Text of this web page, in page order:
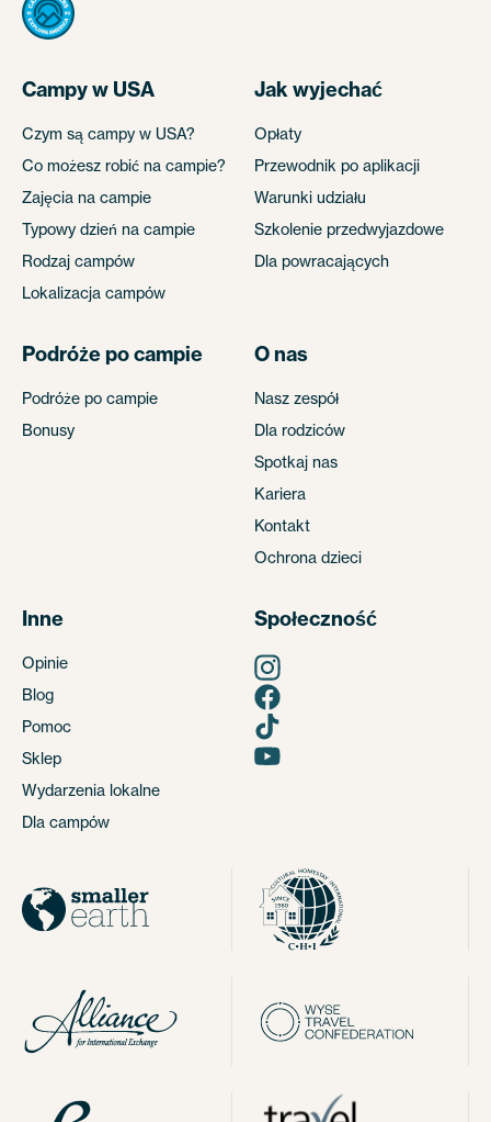
Campy w USA
Czym są campy w USA?
Co możesz robić na campie?
Zajęcia na campie
Typowy dzień na campie
Rodzaj campów
Lokalizacja campów
Jak wyjechać
Opłaty
Przewodnik po aplikacji
Warunki udziału
Szkolenie przedwyjazdowe
Dla powracających
Podróże po campie
Podróże po campie
Bonusy
O nas
Nasz zespół
Dla rodziców
Spotkaj nas
Kariera
Kontakt
Ochrona dzieci
Inne
Opinie
Blog
Pomoc
Sklep
Wydarzenia lokalne
Dla campów
Społeczność